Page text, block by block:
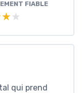
FIABLE
qui prend